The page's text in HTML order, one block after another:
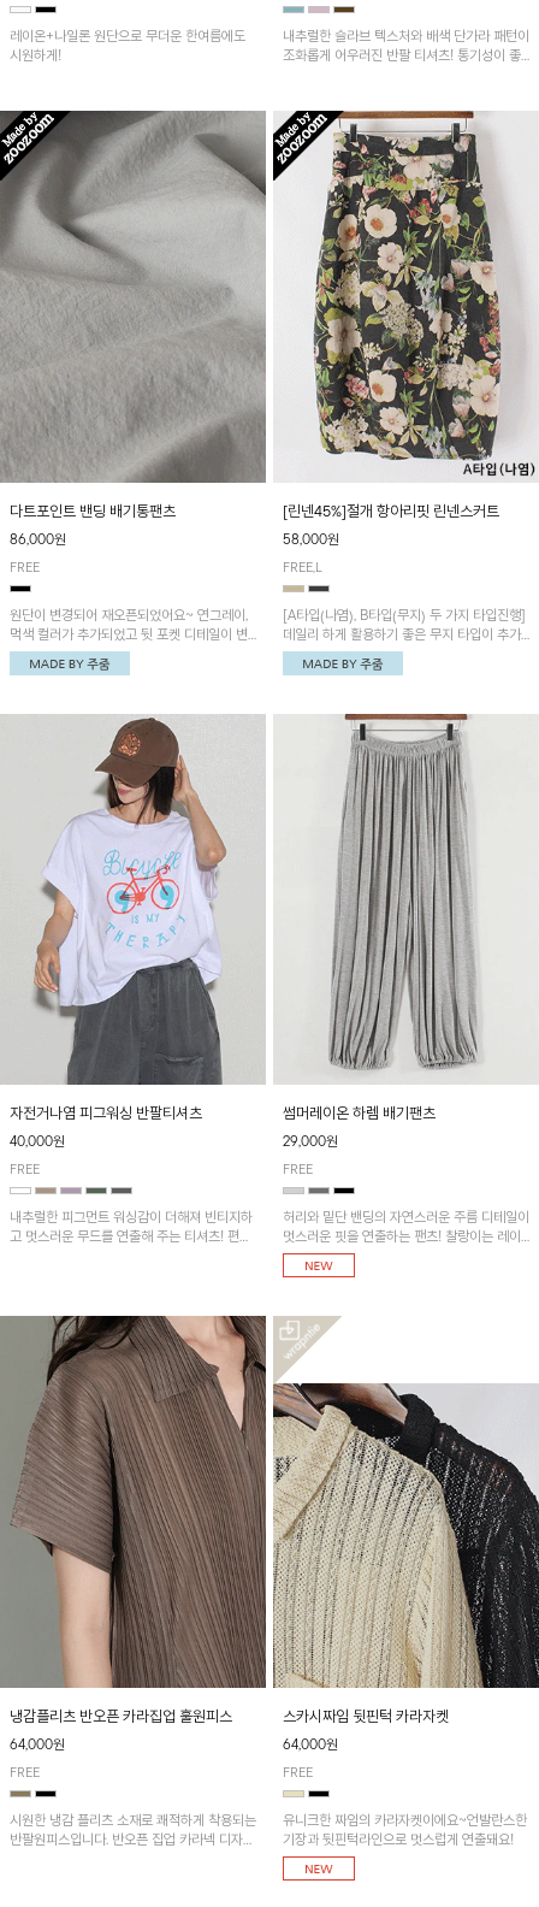
레이온+나일론 원단으로 무더운 한여름에도
시원하게!
내추럴한 슬라브 텍스처와 배색 단가라 패턴이
조화롭게 어우러진 반팔 티셔츠! 통기성이 좋
다트포인트 밴딩 배기통팬츠
86,000원
FREE
원단이 변경되어 재오픈되었어요~ 연그레이,
먹색 컬러가 추가되었고 뒷 포켓 디테일이 변
경되었습니다~가볍고 시원하게 착용되는 배
기통팬츠! 허리밴딩과 여유로운 통으로 편안해
[린넨45%]절개 항아리핏 린넨스커트
58,000원
FREE,L
[A타입(나염), B타입(무지) 두 가지 타입진행]
데일리 하게 활용하기 좋은 무지 타입이 추가
되었어요~ 볼륨감 있는 항아리핏 실루엣이 유
니크하며 포켓디테일이 POINT!
자전거나염 피그워싱 반팔티셔츠
40,000원
FREE
내추럴한 피그먼트 워싱감이 더해져 빈티지하
고 멋스러운 무드를 연출해 주는 티셔츠! 편안
썸머레이온 하렘 배기팬츠
29,000원
FREE
허리와 밑단 밴딩의 자연스러운 주름 디테일이
멋스러운 핏을 연출하는 팬츠! 찰랑이는 레이
온 소재로 가볍고 시원하게 착용되며, 여유로
운 실루엣으로 활동성이 좋아 데일리 하게 즐
냉감플리츠 반오픈 카라집업 훌원피스
64,000원
FREE
시원한 냉감 플리츠 소재로 쾌적하게 착용되는
반팔원피스입니다. 반오픈 집업 카라넥 디자인
스카시짜임 뒷핀턱 카라자켓
64,000원
FREE
유니크한 짜임의 카라자켓이에요~언발란스한
기장과 뒷핀턱라인으로 멋스럽게 연출돼요!